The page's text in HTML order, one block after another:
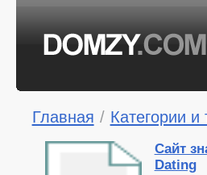
Главная / Категории и
Сайт
Dating